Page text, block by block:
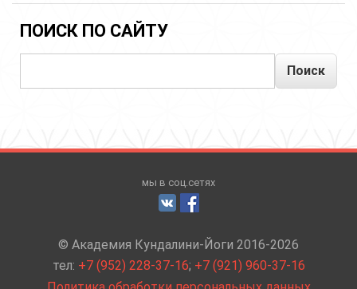
и
надпочечников
(Stress
Set
Adrenals
ПОИСК ПО САЙТУ
мы в соц.сетях
© Академия Кундалини-Йоги 2016-2026
тел: +7 (952) 228-37-16; +7 (921) 960-37-16